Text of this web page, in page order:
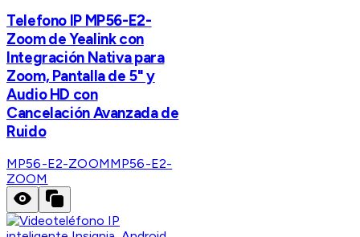
Telefono IP MP56-E2-
Zoom de Yealink con
Integración Nativa para
Zoom, Pantalla de 5" y
Audio HD con
Cancelación Avanzada de
Ruido
MP56-E2-ZOOMMP56-E2-
ZOOM